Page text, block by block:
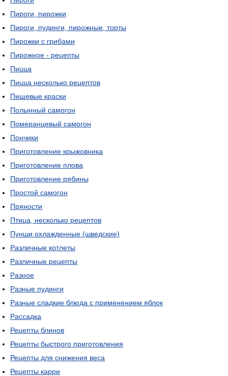
Пироги, пирожки
Пироги, пудинги, пирожные, торты
Пирожки с грибами
Пирожное - рецепты
Пицца
Пицца несколько рецептов
Пищевые краски
Полынный самогон
Померанцевый самогон
Пончики
Приготовление крыжовника
Приготовление плова
Приготовление рябины
Простой самогон
Пряности
Птица, несколько рецептов
Пунши охлажденные (шведские)
Различные котлеты
Различные рецепты
Разное
Разные пудинги
Разные сладкие блюда с применением яблок
Рассадка
Рецепты блинов
Рецепты быстрого приготовления
Рецепты для снижения веса
Рецепты карри